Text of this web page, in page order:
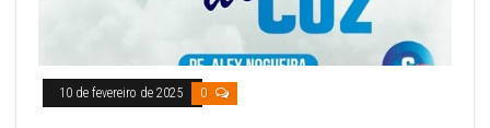
10 de fevereiro de 2025 0